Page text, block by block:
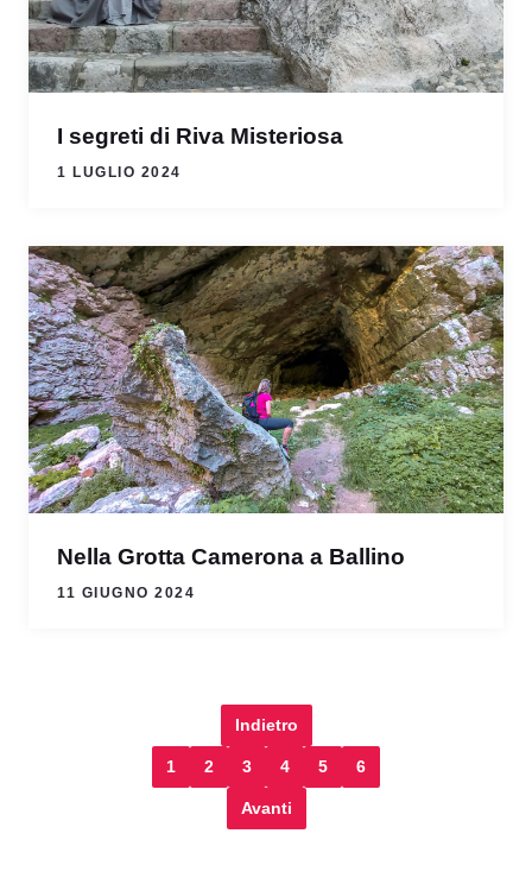
I segreti di Riva Misteriosa
1 LUGLIO 2024
Nella Grotta Camerona a Ballino
11 GIUGNO 2024
Indietro
1 2 3 4 5 6
Avanti